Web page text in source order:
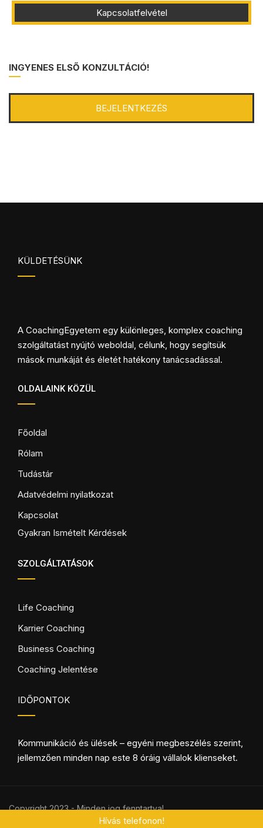
Hívás telefonon!
Kapcsolatfelvétel
INGYENES ELSŐ KONZULTÁCIÓ!
BEJELENTKEZÉS
KÜLDETÉSÜNK
A CoachingEgyetem egy különleges, komplex coaching
szolgáltatást nyújtó weboldal, célunk, hogy segítsük
mások munkáját és életét hatékony tanácsadással.
OLDALAINK KÖZÜL
Főoldal
Rólam
Tudástár
Adatvédelmi nyilatkozat
Kapcsolat
Gyakran Ismételt Kérdések
SZOLGÁLTATÁSOK
Life Coaching
Karrier Coaching
Business Coaching
Coaching Jelentése
IDŐPONTOK
Kommunikáció és ülések – egyéni megbeszélés szerint,
jellemzően minden nap este 8 óráig vállalok klienseket.
Copyright 2023 - Minden jog fenntartva!